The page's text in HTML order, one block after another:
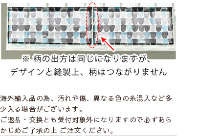
artek－アルテック－
北欧モダンを代表するインテリアブランド。アー
ト(art)とテクノロジー(tech)に由来し、「感性」
artekの商品をすべて見る
海外輸入品の為、汚れや傷、異なる色の糸混入など多
少入る場合がございます。
ご返品・交換とも受付対象外になりますので必ずあら
かじめご了承の上 ご注文ください。